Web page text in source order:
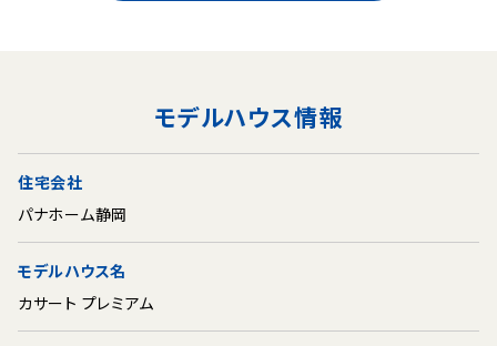
モデルハウス情報
住宅会社
パナホーム静岡
モデルハウス名
カサート プレミアム